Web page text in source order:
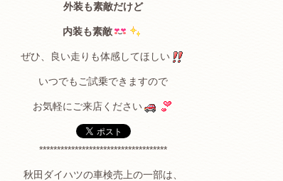
外装も素敵だけど
内装も素敵
ぜひ、良い走りも体感してほしい
いつでもご試乗できますので
お気軽にご来店ください
************************************
秋田ダイハツの車検売上の一部は、